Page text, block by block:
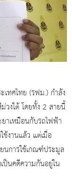
ทศไทย (รฟม.) กำลัง
วงใต้ โดยทั้ง 2 สายนี้
าเหมือนกับรถไฟฟ้า
ช้งานแล้ว แต่เมื่อ
นการใช้เกณฑ์ประมูล
ป็นคดีความกันอยู่ใน